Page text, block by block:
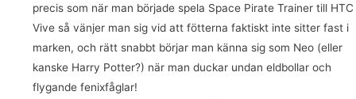
precis som när man började spela Space Pirate Trainer till HTC
Vive så vänjer man sig vid att fötterna faktiskt inte sitter fast i
marken, och rätt snabbt börjar man känna sig som Neo (eller
kanske Harry Potter?) när man duckar undan eldbollar och
flygande fenixfåglar!